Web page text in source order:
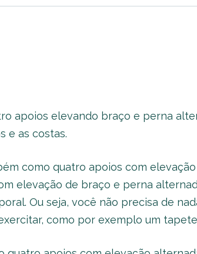
apoios elevando braço e perna
e as costas.
como quatro apoios com
elevação de braço e perna
Ou seja, você não precisa de
como por exemplo um